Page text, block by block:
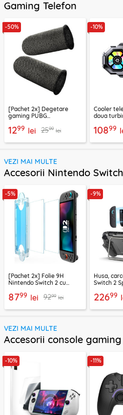
Gaming Telefon
-50%
[Pachet 2x] Degetare
gaming PUBG
sleeve Hoco GM4
1299 lei 2599 lei
-10%
Cooler
doua
10899
VEZI MAI MULTE
Accesorii Nintendo Switch
-5%
[Pachet 2x] Folie 9H
Nintendo Switch 2 cu
SwitchAura NS1,
8799 lei 9299 lei
-9%
Husa,
Switch 2
22699
VEZI MAI MULTE
Accesorii console gaming
-10% -11%